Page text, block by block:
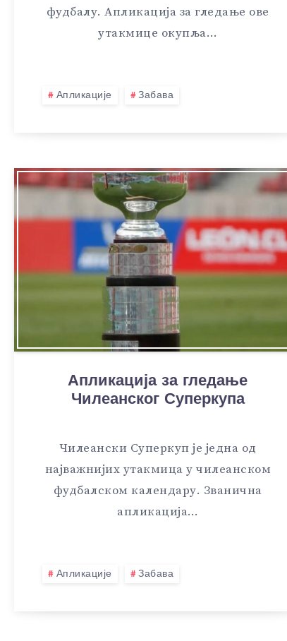
фудбалу. Апликација за гледање ове
утакмице окупља…
Апликације Забава
Апликација за гледање
Чилеанског Суперкупа
Чилеански Суперкуп је једна од
најважнијих утакмица у чилеанском
фудбалском календару. Званична
апликација…
Апликације Забава